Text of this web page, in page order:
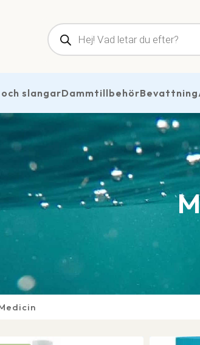
Produktsökning
slangarDammtillbehörBevattning